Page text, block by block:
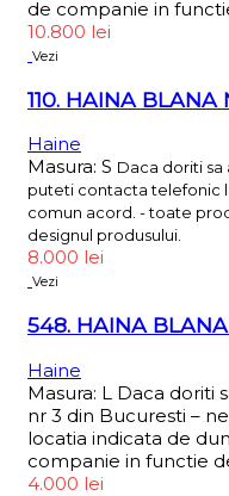
de companie in
10.800 lei
Vezi
110. HAINA BLANA
Haine
Masura: S Daca doriti
puteti contacta telefonic
comun acord. - toate
designul produsului.
8.000 lei
Vezi
548. HAINA
Haine
Masura: L Daca
nr 3 din Bucuresti –
locatia indicata de
companie in functie
4.000 lei